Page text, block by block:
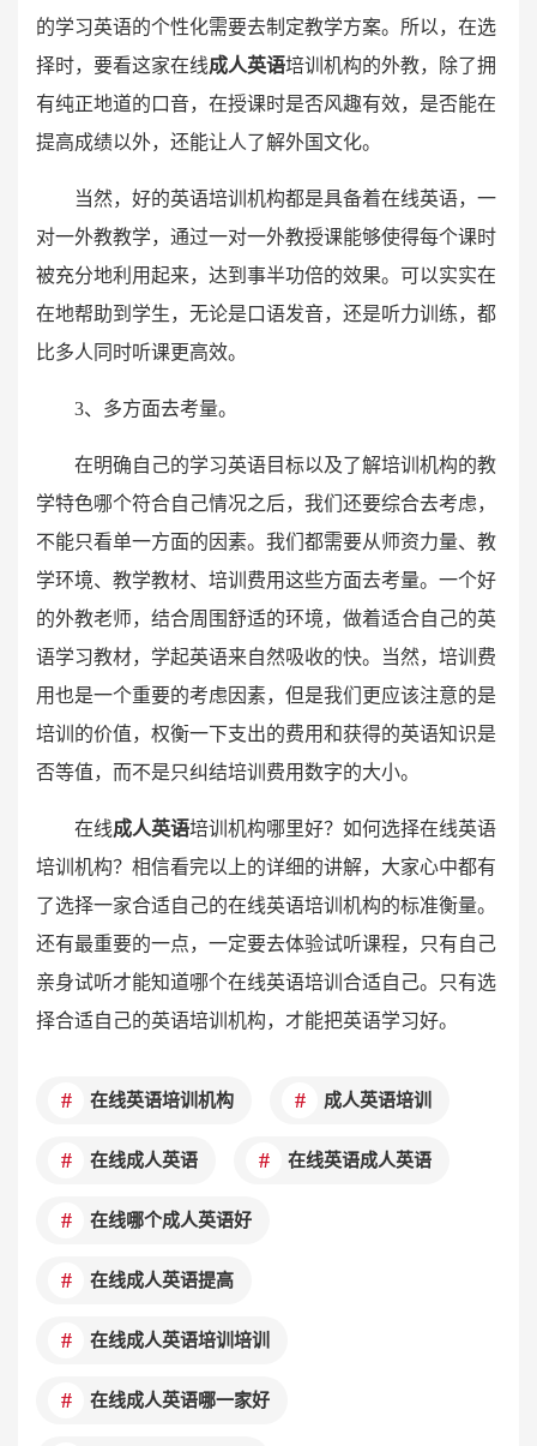
的学习英语的个性化需要去制定教学方案。所以，在选
择时，要看这家在线成人英语培训机构的外教，除了拥
有纯正地道的口音，在授课时是否风趣有效，是否能在
提高成绩以外，还能让人了解外国文化。
当然，好的英语培训机构都是具备着在线英语，一
对一外教教学，通过一对一外教授课能够使得每个课时
被充分地利用起来，达到事半功倍的效果。可以实实在
在地帮助到学生，无论是口语发音，还是听力训练，都
比多人同时听课更高效。
3、多方面去考量。
在明确自己的学习英语目标以及了解培训机构的教
学特色哪个符合自己情况之后，我们还要综合去考虑，
不能只看单一方面的因素。我们都需要从师资力量、教
学环境、教学教材、培训费用这些方面去考量。一个好
的外教老师，结合周围舒适的环境，做着适合自己的英
语学习教材，学起英语来自然吸收的快。当然，培训费
用也是一个重要的考虑因素，但是我们更应该注意的是
培训的价值，权衡一下支出的费用和获得的英语知识是
否等值，而不是只纠结培训费用数字的大小。
在线成人英语培训机构哪里好？如何选择在线英语
培训机构？相信看完以上的详细的讲解，大家心中都有
了选择一家合适自己的在线英语培训机构的标准衡量。
还有最重要的一点，一定要去体验试听课程，只有自己
亲身试听才能知道哪个在线英语培训合适自己。只有选
择合适自己的英语培训机构，才能把英语学习好。
在线英语培训机构 成人英语培训
在线成人英语 在线英语成人英语
在线哪个成人英语好
在线成人英语提高
在线成人英语培训培训
在线成人英语哪一家好